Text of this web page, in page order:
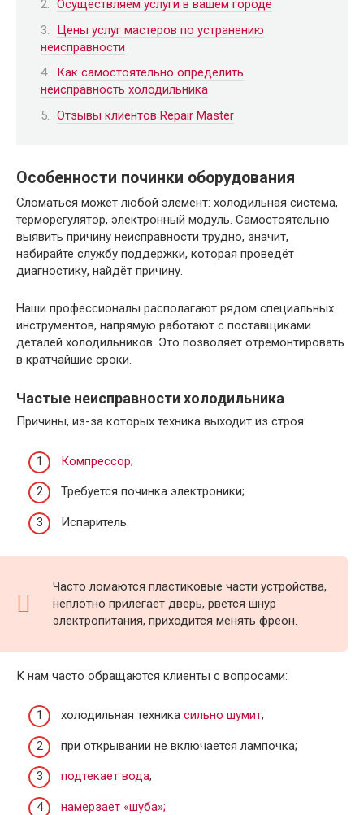
Осуществляем услуги в вашем городе
Цены услуг мастеров по устранению
неисправности
Как самостоятельно определить
неисправность холодильника
Отзывы клиентов Repair Master
Особенности починки оборудования
Сломаться может любой элемент: холодильная система,
терморегулятор, электронный модуль. Самостоятельно
выявить причину неисправности трудно, значит,
набирайте службу поддержки, которая проведёт
диагностику, найдёт причину.
Наши профессионалы располагают рядом специальных
инструментов, напрямую работают с поставщиками
деталей холодильников. Это позволяет отремонтировать
в кратчайшие сроки.
Частые неисправности холодильника
Причины, из-за которых техника выходит из строя:
Компрессор;
Требуется починка электроники;
Испаритель.
Часто ломаются пластиковые части устройства,
неплотно прилегает дверь, рвётся шнур
электропитания, приходится менять фреон.
К нам часто обращаются клиенты с вопросами:
холодильная техника сильно шумит;
при открывании не включается лампочка;
подтекает вода;
намерзает «шуба»;